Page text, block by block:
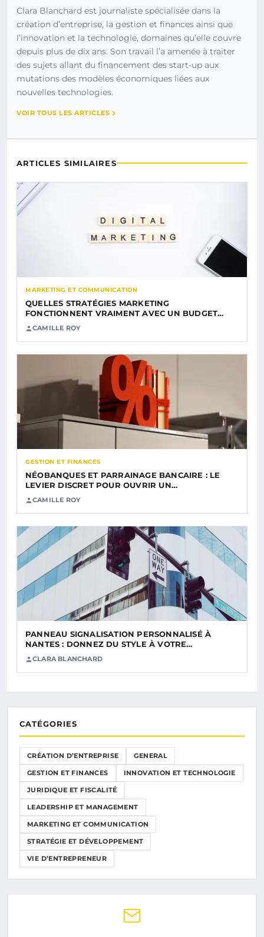
Clara Blanchard est journaliste spécialisée dans la
création d’entreprise, la gestion et finances ainsi que
l’innovation et la technologie, domaines qu’elle couvre
depuis plus de dix ans. Son travail l’a amenée à traiter
des sujets allant du financement des start-up aux
mutations des modèles économiques liées aux
nouvelles technologies.
VOIR TOUS LES ARTICLES
ARTICLES SIMILAIRES
MARKETING ET COMMUNICATION
QUELLES STRATÉGIES MARKETING
FONCTIONNENT VRAIMENT AVEC UN BUDGET…
CAMILLE ROY
GESTION ET FINANCES
NÉOBANQUES ET PARRAINAGE BANCAIRE : LE
LEVIER DISCRET POUR OUVRIR UN…
CAMILLE ROY
PANNEAU SIGNALISATION PERSONNALISÉ À
NANTES : DONNEZ DU STYLE À VOTRE…
CLARA BLANCHARD
CATÉGORIES
CRÉATION D’ENTREPRISE GENERAL
GESTION ET FINANCES INNOVATION ET TECHNOLOGIE
JURIDIQUE ET FISCALITÉ
LEADERSHIP ET MANAGEMENT
MARKETING ET COMMUNICATION
STRATÉGIE ET DÉVELOPPEMENT
VIE D’ENTREPRENEUR